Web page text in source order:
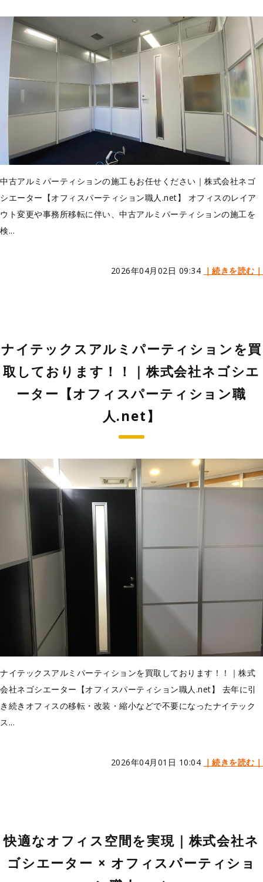
中古アルミパーティションの施工もお任せください｜株式会社ネゴ
シエーター【オフィスパーティション職人.net】 オフィスのレイア
ウト変更や事務所移転に伴い、中古アルミパーティションの施工を
検...
2026年04月02日 09:34 ｜続きを読む｜
ナイテックスアルミパーティションを買
取しております！！｜株式会社ネゴシエ
ーター【オフィスパーティション職
人.net】
ナイテックスアルミパーティションを買取しております！！｜株式
会社ネゴシエーター【オフィスパーティション職人.net】 去年に引
き続きオフィスの移転・改装・縮小などで不要になったナイテック
ス...
2026年04月01日 10:04 ｜続きを読む｜
快適なオフィス空間を実現｜株式会社ネ
ゴシエーター × オフィスパーティショ